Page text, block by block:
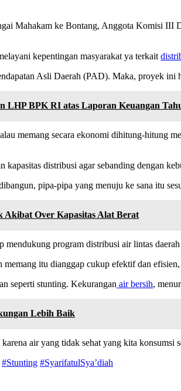
Mahakam ke Bontang, Anggota Komisi
kepentingan masyarakat ya terkait
Asli Daerah (PAD). Maka, proyek ini
LHP BPK RI atas Laporan Keuangan
memang secara ekonomi dihitung-hitung
distribusi agar sebanding dengan
pipa-pipa yang menuju ke sana itu
Over Kapasitas Alat Berat
program distribusi air lintas
memang itu dianggap cukup efektif dan
seperti stunting. Kekurangan air bersih,
Lebih Baik
air yang tidak sehat yang kita
#Stunting #SyarifatulSya’diah